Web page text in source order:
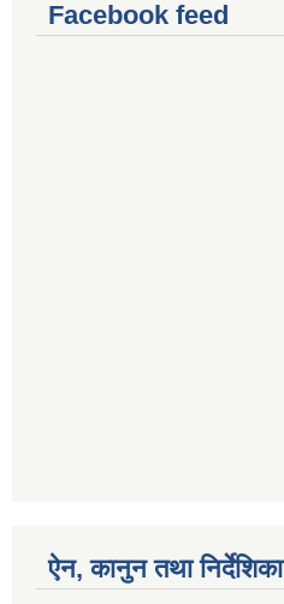
Facebook feed
ऐन, कानुन तथा निर्देशिका